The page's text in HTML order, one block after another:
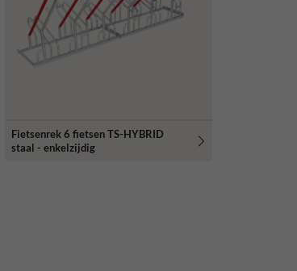
Fietsenrek 6 fietsen TS-HYBRID
staal - enkelzijdig